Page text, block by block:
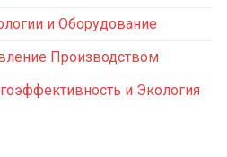
и Оборудование
Производством
и Экология